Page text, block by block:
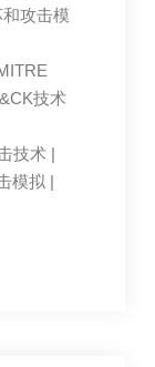
攻击模
技术
技术 |
模拟 |